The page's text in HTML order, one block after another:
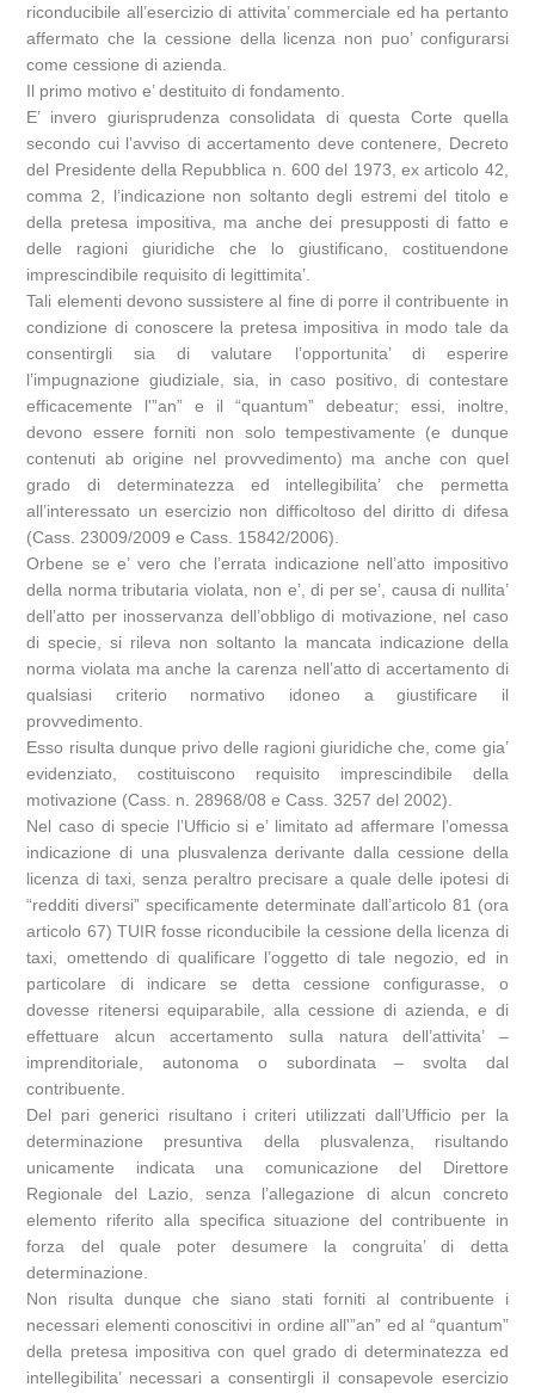
riconducibile all’esercizio di attivita’ commerciale ed ha pertanto
affermato che la cessione della licenza non puo’ configurarsi
come cessione di azienda.
Il primo motivo e’ destituito di fondamento.
E’ invero giurisprudenza consolidata di questa Corte quella
secondo cui l’avviso di accertamento deve contenere, Decreto
del Presidente della Repubblica n. 600 del 1973, ex articolo 42,
comma 2, l’indicazione non soltanto degli estremi del titolo e
della pretesa impositiva, ma anche dei presupposti di fatto e
delle ragioni giuridiche che lo giustificano, costituendone
imprescindibile requisito di legittimita’.
Tali elementi devono sussistere al fine di porre il contribuente in
condizione di conoscere la pretesa impositiva in modo tale da
consentirgli sia di valutare l’opportunita’ di esperire
l’impugnazione giudiziale, sia, in caso positivo, di contestare
efficacemente l'”an” e il “quantum” debeatur; essi, inoltre,
devono essere forniti non solo tempestivamente (e dunque
contenuti ab origine nel provvedimento) ma anche con quel
grado di determinatezza ed intellegibilita’ che permetta
all’interessato un esercizio non difficoltoso del diritto di difesa
(Cass. 23009/2009 e Cass. 15842/2006).
Orbene se e’ vero che l’errata indicazione nell’atto impositivo
della norma tributaria violata, non e’, di per se’, causa di nullita’
dell’atto per inosservanza dell’obbligo di motivazione, nel caso
di specie, si rileva non soltanto la mancata indicazione della
norma violata ma anche la carenza nell’atto di accertamento di
qualsiasi criterio normativo idoneo a giustificare il
provvedimento.
Esso risulta dunque privo delle ragioni giuridiche che, come gia’
evidenziato, costituiscono requisito imprescindibile della
motivazione (Cass. n. 28968/08 e Cass. 3257 del 2002).
Nel caso di specie l’Ufficio si e’ limitato ad affermare l’omessa
indicazione di una plusvalenza derivante dalla cessione della
licenza di taxi, senza peraltro precisare a quale delle ipotesi di
“redditi diversi” specificamente determinate dall’articolo 81 (ora
articolo 67) TUIR fosse riconducibile la cessione della licenza di
taxi, omettendo di qualificare l’oggetto di tale negozio, ed in
particolare di indicare se detta cessione configurasse, o
dovesse ritenersi equiparabile, alla cessione di azienda, e di
effettuare alcun accertamento sulla natura dell’attivita’ –
imprenditoriale, autonoma o subordinata – svolta dal
contribuente.
Del pari generici risultano i criteri utilizzati dall’Ufficio per la
determinazione presuntiva della plusvalenza, risultando
unicamente indicata una comunicazione del Direttore
Regionale del Lazio, senza l’allegazione di alcun concreto
elemento riferito alla specifica situazione del contribuente in
forza del quale poter desumere la congruita’ di detta
determinazione.
Non risulta dunque che siano stati forniti al contribuente i
necessari elementi conoscitivi in ordine all'”an” ed al “quantum”
della pretesa impositiva con quel grado di determinatezza ed
intellegibilita’ necessari a consentirgli il consapevole esercizio